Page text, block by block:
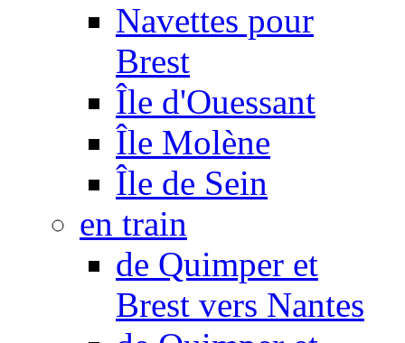
Navettes pour
Brest
Île d'Ouessant
Île Molène
Île de Sein
en train
de Quimper et
Brest vers Nantes